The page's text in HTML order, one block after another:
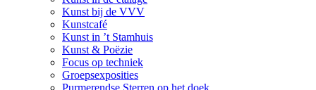
Kunst bij de VVV
Kunstcafé
Kunst in ’t Stamhuis
Kunst & Poëzie
Focus op techniek
Groepsexposities
Purmerendse Sterren op het doek